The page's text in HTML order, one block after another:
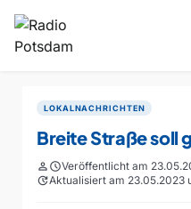
LOKALNACHRICHTEN
Breite Straße soll
personscheduleVeröffentlicht am
updateAktualisiert am 23.05.2023